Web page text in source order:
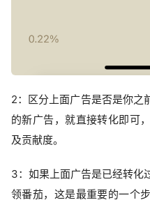
2：区分上面广告是否是你之
的新广告，就直接转化即可
及贡献度。
3：如果上面广告是已经转化
领番茄，这是最重要的一个